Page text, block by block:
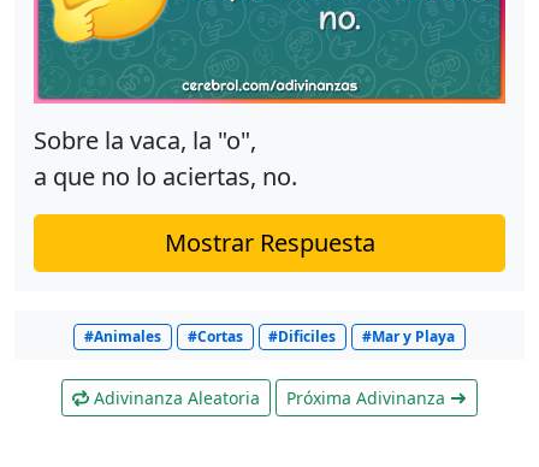
Sobre la vaca, la "o",
a que no lo aciertas, no.
Mostrar Respuesta
#Animales #Cortas #Dificiles #Mar y Playa
Adivinanza Aleatoria Próxima Adivinanza